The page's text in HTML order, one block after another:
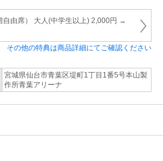
自由席） 大人(中学生以上) 2,000円 →
その他の特典は商品詳細にてご確認ください
宮城県仙台市青葉区堤町1丁目1番5号本山製
作所青葉アリーナ